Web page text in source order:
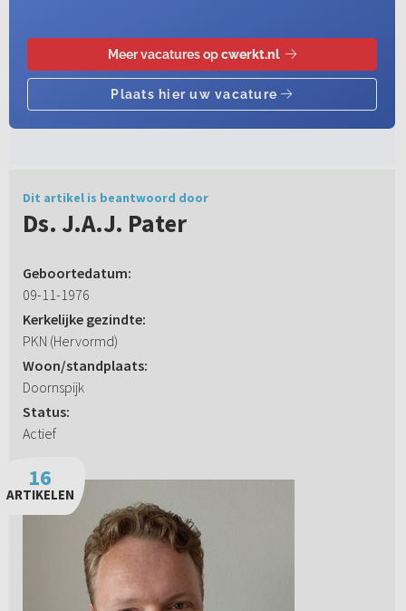
Dit artikel is beantwoord door
Ds. J.A.J. Pater
Geboortedatum:
09-11-1976
Kerkelijke gezindte:
PKN (Hervormd)
Woon/standplaats:
Doornspijk
Status:
Actief
16
ARTIKELEN